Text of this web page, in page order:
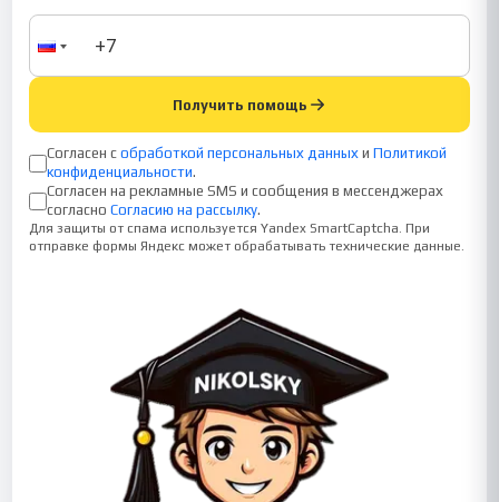
Получить помощь
Согласен с обработкой персональных данных и Политикой
конфиденциальности.
Согласен на рекламные SMS и сообщения в мессенджерах
согласно Согласию на рассылку.
Для защиты от спама используется Yandex SmartCaptcha. При
отправке формы Яндекс может обрабатывать технические данные.